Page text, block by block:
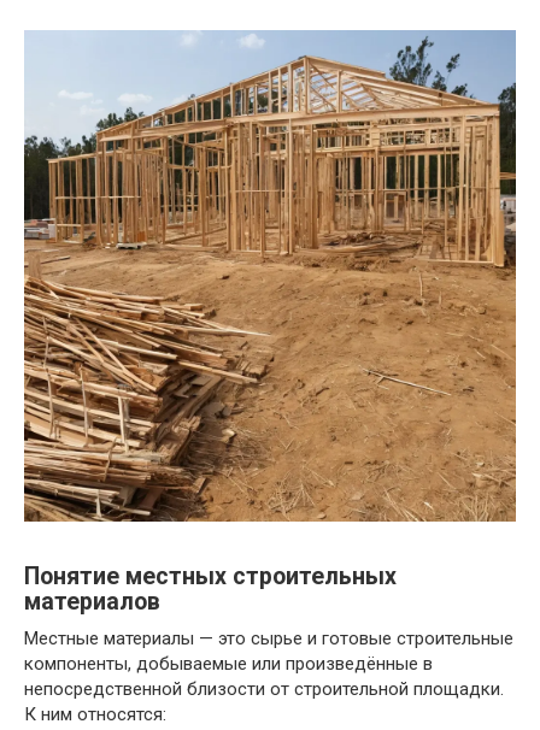
Понятие местных строительных
материалов
Местные материалы — это сырье и готовые строительные
компоненты, добываемые или произведённые в
непосредственной близости от строительной площадки.
К ним относятся: